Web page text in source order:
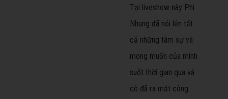
Tại liveshow này Phi
Nhung đã nói lên tất
cả những tâm sự và
mong muốn của mình
suốt thời gian qua và
cô đã ra mắt công